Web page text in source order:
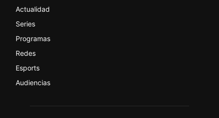
Actualidad
Series
Programas
Redes
Esports
Audiencias